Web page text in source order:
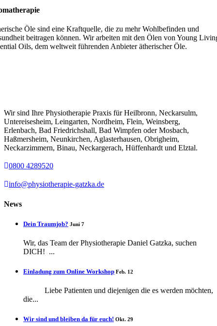
Öle sind eine Kraftquelle, die zu mehr Wohlbefinden und
beitragen können. Wir arbeiten mit den Ölen von Young
Oils, dem weltweit führenden Anbieter ätherischer Öle.
Wir sind Ihre Physiotherapie Praxis für Heilbronn, Neckarsulm,
Untereisesheim, Leingarten, Nordheim, Flein, Weinsberg,
Erlenbach, Bad Friedrichshall, Bad Wimpfen oder Mosbach,
Haßmersheim, Neunkirchen, Aglasterhausen, Obrigheim,
Neckarzimmern, Binau, Neckargerach, Hüffenhardt und Elztal.
0800 4289520
info@physiotherapie-gatzka.de
News
Dein Traumjob? Juni 7
Wir, das Team der Physiotherapie Daniel Gatzka, suchen
DICH! ...
Einladung zum Online Workshop Feb. 12
Liebe Patienten und diejenigen die es werden möchten,
die...
Wir sind und bleiben da für euch! Okt. 29